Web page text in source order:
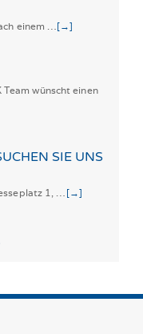
einem … [→]
Team wünscht einen
SIE UNS
1, … [→]